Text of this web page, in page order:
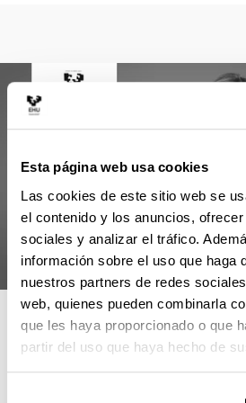
Esta página web usa cookies
Las cookies de este sitio web se
el contenido y los anuncios,
sociales y analizar el tráfico.
información sobre el uso que haga
nuestros partners de redes
web, quienes pueden combinarla
que les haya proporcionado o que
partir del uso que haya hecho de
4 RAZONES PARA
MÁSTER
Máster de referencia en